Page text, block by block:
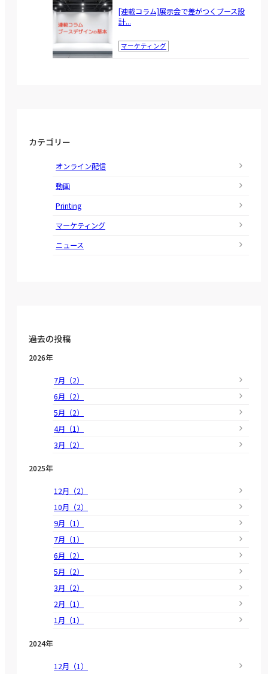
[連載コラム]展示会で差がつくブース設
計...
マーケティング
カテゴリー
オンライン配信
動画
Printing
マーケティング
ニュース
過去の投稿
2026年
7月（2）
6月（2）
5月（2）
4月（1）
3月（2）
2025年
12月（2）
10月（2）
9月（1）
7月（1）
6月（2）
5月（2）
3月（2）
2月（1）
1月（1）
2024年
12月（1）